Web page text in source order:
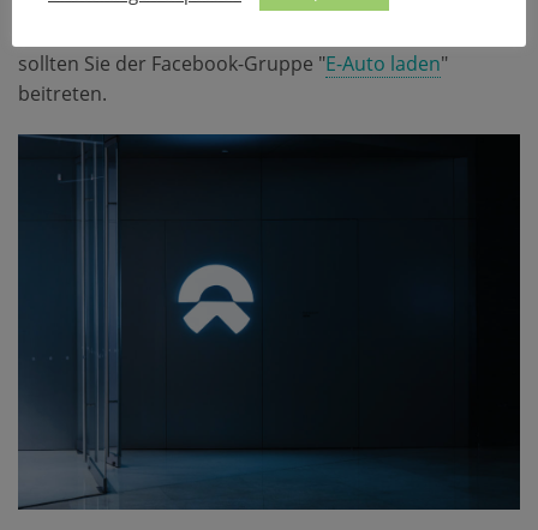
sollten Sie der Facebook-Gruppe "E-Auto laden"
beitreten.